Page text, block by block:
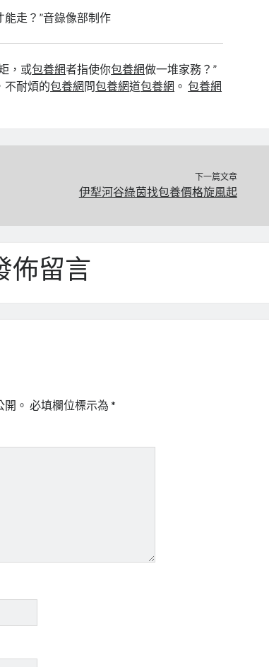
走？”音錄像部制作
，或包養網者指使你包養網做一堆家務？”
不耐煩的包養網 問包養網道包養網 。包養網
下一篇文章
伊犁河谷綠茵找包養價格旋風起
佈留言
。 必填欄位標示為*